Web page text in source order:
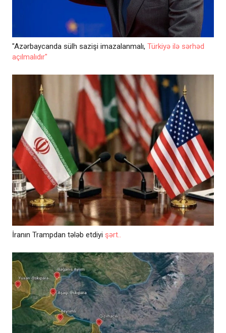
"Azərbaycanda sülh sazişi imazalanmalı, Türkiyə ilə sərhəd
açılmalıdır"
İranın Trampdan tələb etdiyi şərt..